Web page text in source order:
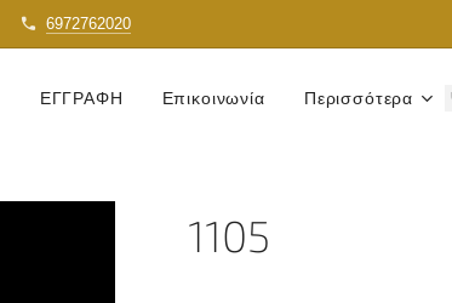
6972762020
ΕΓΓΡΑΦΗ Επικοινωνία Περισσότερα
1105